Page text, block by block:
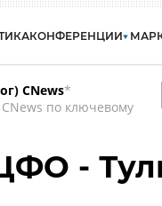
КОНФЕРЕНЦИИ
CNews*
по ключевому
-